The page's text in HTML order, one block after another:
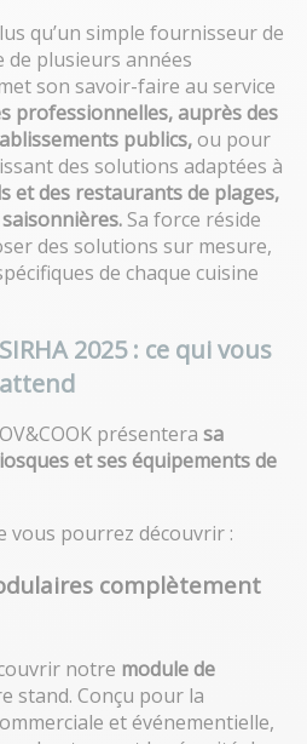
qu’un simple fournisseur de
de plusieurs années
son savoir-faire au service
professionnelles, auprès des
publics,ou pour
des solutions adaptées à
et des restaurants de plages,
Sa force réside
des solutions sur mesure,
de chaque cuisine
2025 : ce qui vous
attend
présenterasa
et ses équipements de
vous pourrez découvrir :
complètement
notre module de
stand. Conçu pour la
et événementielle,